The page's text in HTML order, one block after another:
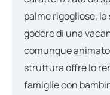
palme rigogliose,
godere di una
comunque
struttura offre lo
famiglie con